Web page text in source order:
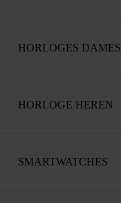
HORLOGES DAMES
HORLOGE HEREN
SMARTWATCHES